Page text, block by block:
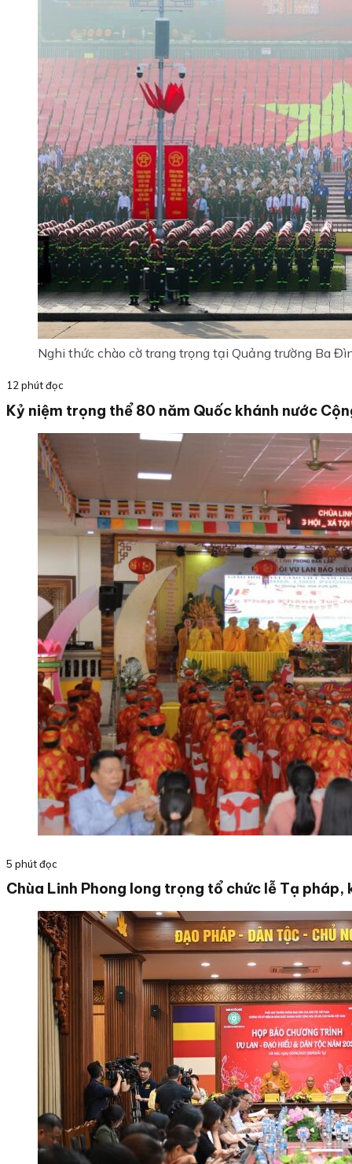
Nghi thức chào cờ trang trọng tại Quảng trường Ba
12 phút đọc
Kỷ niệm trọng thể 80 năm Quốc khánh nước
5 phút đọc
Chùa Linh Phong long trọng tổ chức lễ Tạ